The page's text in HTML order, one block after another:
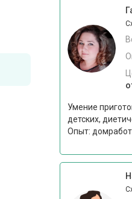
Умение
детских,
Опыт: